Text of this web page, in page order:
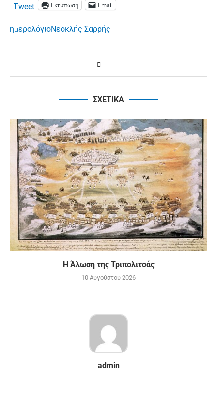
Tweet Εκτύπωση Email
ημερολόγιοΝεοκλής Σαρρής
ΣΧΕΤΙΚΑ
Η Άλωση της Τριπολιτσάς
10 Αυγούστου 2026
admin